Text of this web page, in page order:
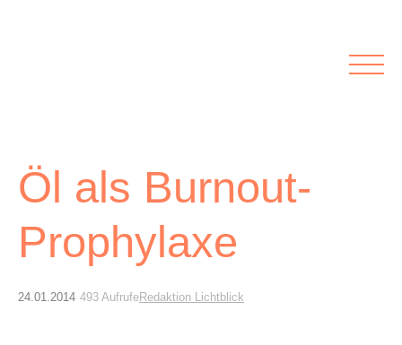
Vermischtes
Agenda I&L
Inserate &
Stellenbörse
Öl als Burnout-
Prophylaxe
24.01.2014 493 AufrufeRedaktion Lichtblick